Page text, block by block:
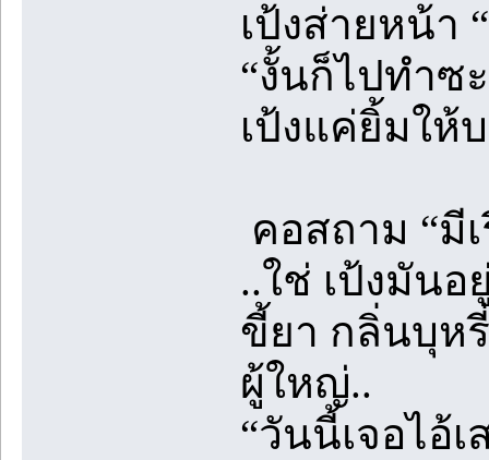
เป้งส่ายหน้า
“งั้นก็ไปทำซ
เป้งแค่ยิ้มให้
คอสถาม “มีเ
..ใช่ เป้งมัน
ขี้ยา กลิ่นบุห
ผู้ใหญ่..
“วันนี้เจอไอ้